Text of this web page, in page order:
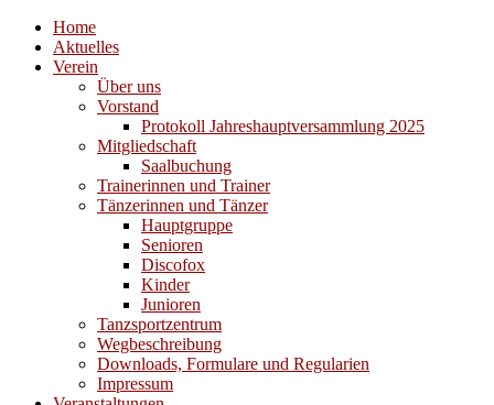
Home
Aktuelles
Verein
Über uns
Vorstand
Protokoll Jahreshauptversammlung 2025
Mitgliedschaft
Saalbuchung
Trainerinnen und Trainer
Tänzerinnen und Tänzer
Hauptgruppe
Senioren
Discofox
Kinder
Junioren
Tanzsportzentrum
Wegbeschreibung
Downloads, Formulare und Regularien
Impressum